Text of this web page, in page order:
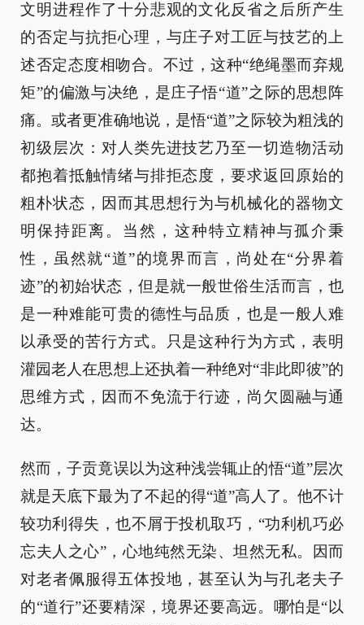
文明进程作了十分悲观的文化反省之后所产生
的否定与抗拒心理，与庄子对工匠与技艺的上
述否定态度相吻合。不过，这种“绝绳墨而弃规
矩”的偏激与决绝，是庄子悟“道”之际的思想阵
痛。或者更准确地说，是悟“道”之际较为粗浅的
初级层次：对人类先进技艺乃至一切造物活动
都抱着抵触情绪与排拒态度，要求返回原始的
粗朴状态，因而其思想行为与机械化的器物文
明保持距离。当然，这种特立精神与孤介秉
性，虽然就“道”的境界而言，尚处在“分界着
迹”的初始状态，但是就一般世俗生活而言，也
是一种难能可贵的德性与品质，也是一般人难
以承受的苦行方式。只是这种行为方式，表明
灌园老人在思想上还执着一种绝对“非此即彼”的
思维方式，因而不免流于行迹，尚欠圆融与通
达。
然而，子贡竟误以为这种浅尝辄止的悟“道”层次
就是天底下最为了不起的得“道”高人了。他不计
较功利得失，也不屑于投机取巧，“功利机巧必
忘夫人之心”，心地纯然无染、坦然无私。因而
对老者佩服得五体投地，甚至认为与孔老夫子
的“道行”还要精深，境界还要高远。哪怕是“以